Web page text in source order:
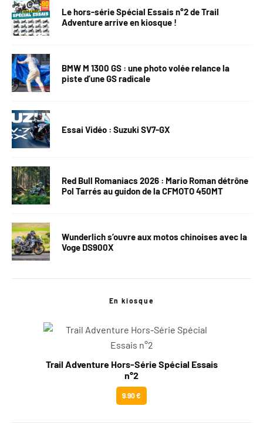
Le hors-série Spécial Essais n°2 de Trail
Adventure arrive en kiosque !
BMW M 1300 GS : une photo volée relance la
piste d’une GS radicale
Essai Vidéo : Suzuki SV7-GX
Red Bull Romaniacs 2026 : Mario Roman détrône
Pol Tarrés au guidon de la CFMOTO 450MT
Wunderlich s’ouvre aux motos chinoises avec la
Voge DS900X
En kiosque
Trail Adventure Hors-Série Spécial Essais
n°2
9.90 €